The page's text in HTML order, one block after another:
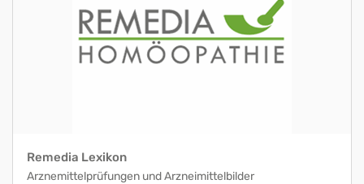
Remedia Lexikon
Arznemittelprüfungen und Arzneimittelbilder